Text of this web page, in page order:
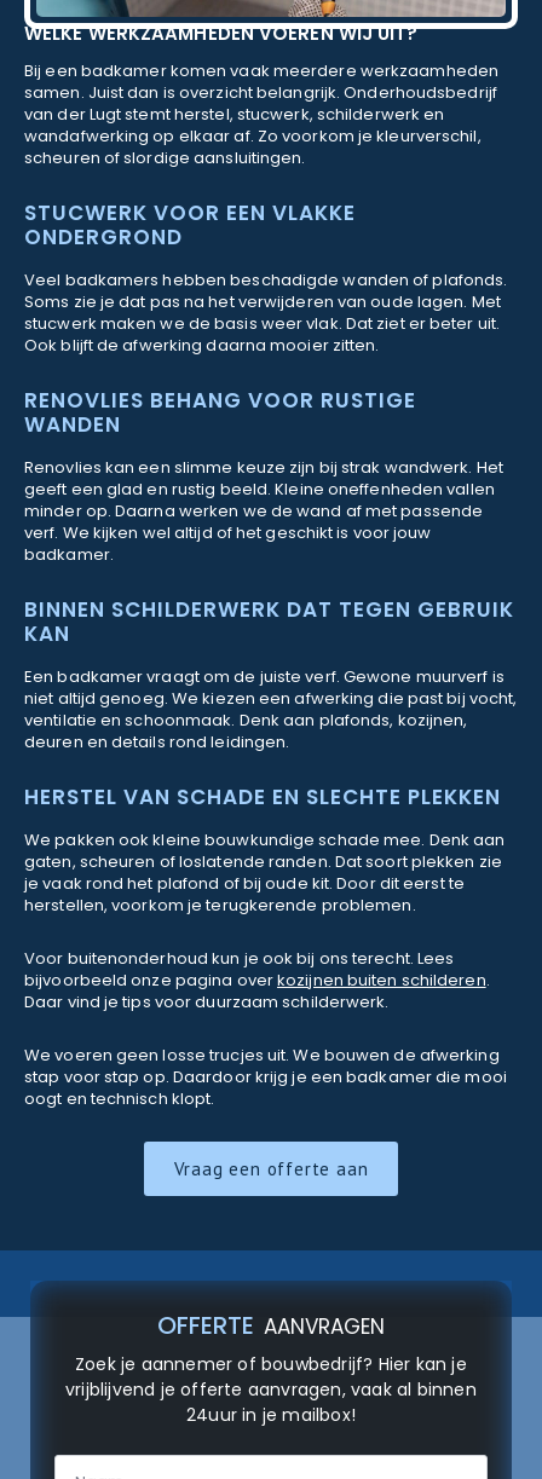
WELKE WERKZAAMHEDEN VOEREN WIJ UIT?
Bij een badkamer komen vaak meerdere werkzaamheden
samen. Juist dan is overzicht belangrijk. Onderhoudsbedrijf
van der Lugt stemt herstel, stucwerk, schilderwerk en
wandafwerking op elkaar af. Zo voorkom je kleurverschil,
scheuren of slordige aansluitingen.
STUCWERK VOOR EEN VLAKKE
ONDERGROND
Veel badkamers hebben beschadigde wanden of plafonds.
Soms zie je dat pas na het verwijderen van oude lagen. Met
stucwerk maken we de basis weer vlak. Dat ziet er beter uit.
Ook blijft de afwerking daarna mooier zitten.
RENOVLIES BEHANG VOOR RUSTIGE
WANDEN
Renovlies kan een slimme keuze zijn bij strak wandwerk. Het
geeft een glad en rustig beeld. Kleine oneffenheden vallen
minder op. Daarna werken we de wand af met passende
verf. We kijken wel altijd of het geschikt is voor jouw
badkamer.
BINNEN SCHILDERWERK DAT TEGEN GEBRUIK
KAN
Een badkamer vraagt om de juiste verf. Gewone muurverf is
niet altijd genoeg. We kiezen een afwerking die past bij vocht,
ventilatie en schoonmaak. Denk aan plafonds, kozijnen,
deuren en details rond leidingen.
HERSTEL VAN SCHADE EN SLECHTE PLEKKEN
We pakken ook kleine bouwkundige schade mee. Denk aan
gaten, scheuren of loslatende randen. Dat soort plekken zie
je vaak rond het plafond of bij oude kit. Door dit eerst te
herstellen, voorkom je terugkerende problemen.
Voor buitenonderhoud kun je ook bij ons terecht. Lees
bijvoorbeeld onze pagina overkozijnen buiten schilderen.
Daar vind je tips voor duurzaam schilderwerk.
We voeren geen losse trucjes uit. We bouwen de afwerking
stap voor stap op. Daardoor krijg je een badkamer die mooi
oogt en technisch klopt.
Vraag een offerte aan
OFFERTE AANVRAGEN
Zoek je aannemer of bouwbedrijf? Hier kan je
vrijblijvend je offerte aanvragen, vaak al binnen
24uur in je mailbox!